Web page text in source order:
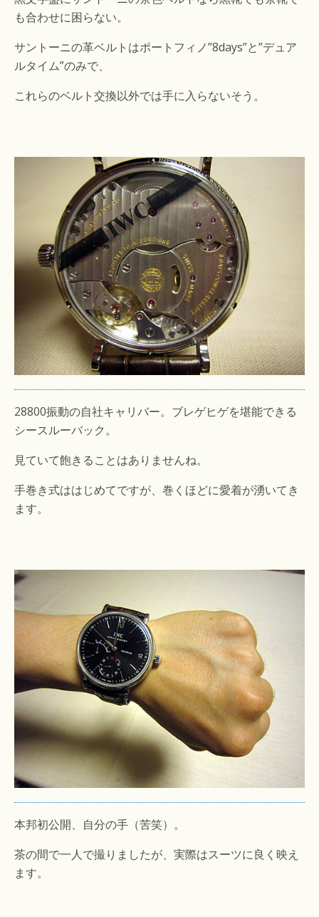
も合わせに困らない。
サントーニの革ベルトはポートフィノ”8days”と”デュア
ルタイム”のみで、
これらのベルト交換以外では手に入らないそう。
28800振動の自社キャリバー。ブレゲヒゲを堪能できる
シースルーバック。
見ていて飽きることはありませんね。
手巻き式ははじめてですが、巻くほどに愛着が湧いてき
ます。
本邦初公開、自分の手（苦笑）。
茶の間で一人で撮りましたが、実際はスーツに良く映え
ます。